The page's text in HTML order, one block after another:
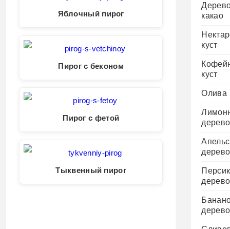
Яблочный пирог
Пирог с беконом
Пирог с фетой
Тыквенный пирог
какао
куст
куст
Олива
дерево
дерево
дерево
дерево